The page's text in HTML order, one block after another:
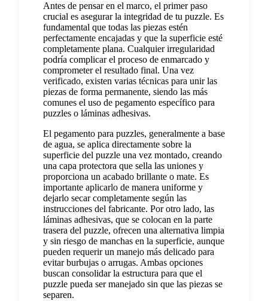
Antes de pensar en el marco, el primer paso
crucial es asegurar la integridad de tu puzzle. Es
fundamental que todas las piezas estén
perfectamente encajadas y que la superficie esté
completamente plana. Cualquier irregularidad
podría complicar el proceso de enmarcado y
comprometer el resultado final. Una vez
verificado, existen varias técnicas para unir las
piezas de forma permanente, siendo las más
comunes el uso de pegamento específico para
puzzles o láminas adhesivas.
El pegamento para puzzles, generalmente a base
de agua, se aplica directamente sobre la
superficie del puzzle una vez montado, creando
una capa protectora que sella las uniones y
proporciona un acabado brillante o mate. Es
importante aplicarlo de manera uniforme y
dejarlo secar completamente según las
instrucciones del fabricante. Por otro lado, las
láminas adhesivas, que se colocan en la parte
trasera del puzzle, ofrecen una alternativa limpia
y sin riesgo de manchas en la superficie, aunque
pueden requerir un manejo más delicado para
evitar burbujas o arrugas. Ambas opciones
buscan consolidar la estructura para que el
puzzle pueda ser manejado sin que las piezas se
separen.